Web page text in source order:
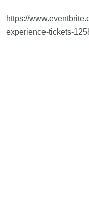
https://
experience-tickets-